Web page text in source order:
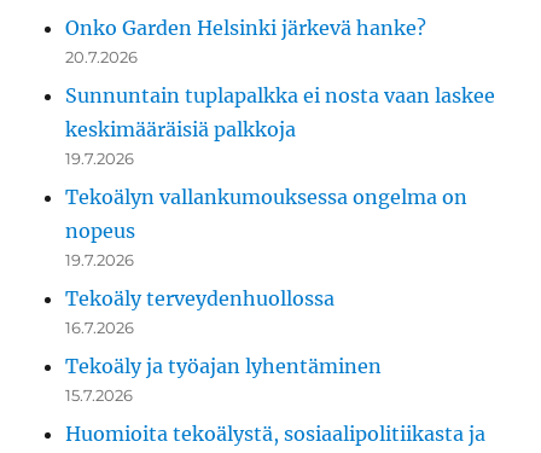
Onko Garden Helsinki järkevä hanke?
20.7.2026
Sunnuntain tuplapalkka ei nosta vaan laskee
keskimääräisiä palkkoja
19.7.2026
Tekoälyn vallankumouksessa ongelma on
nopeus
19.7.2026
Tekoäly terveydenhuollossa
16.7.2026
Tekoäly ja työajan lyhentäminen
15.7.2026
Huomioita tekoälystä, sosiaalipolitiikasta ja